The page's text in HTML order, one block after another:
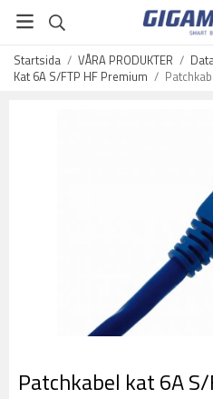
Startsida / VÅRA PRODUKTER /
Kat 6A S/FTP HF Premium /
Patchkabel kat 6A